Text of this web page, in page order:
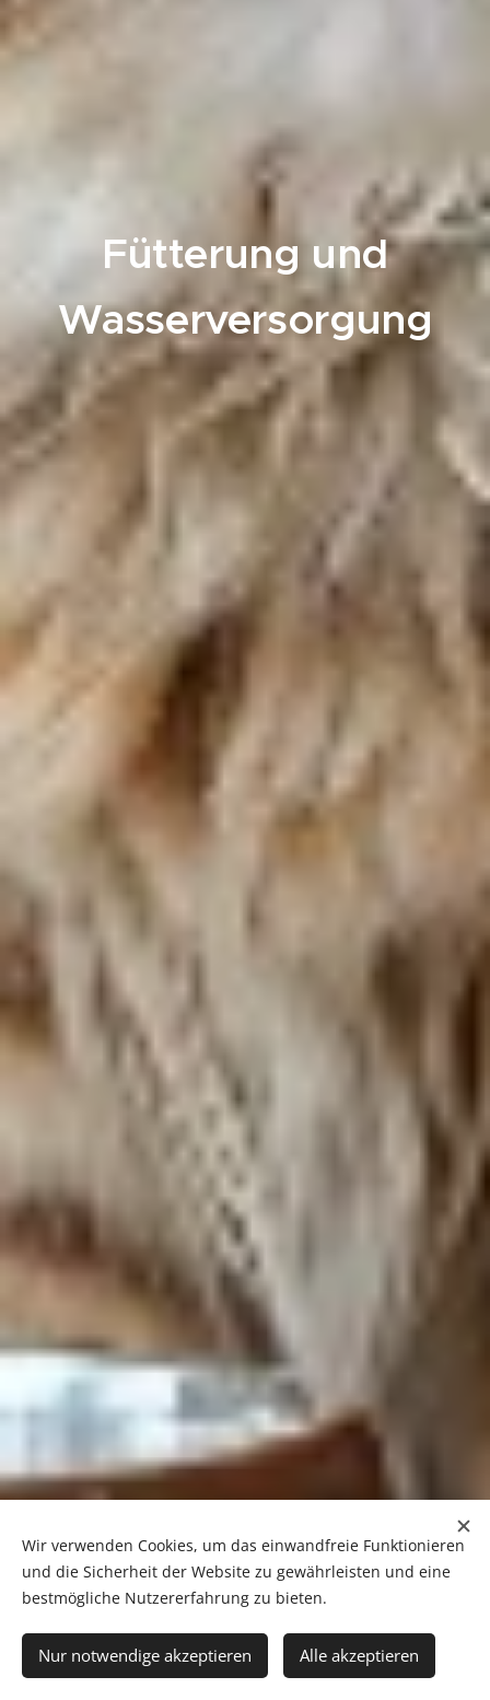
Fütterung und
Wasserversorgung
Wir verwenden Cookies, um das einwandfreie Funktionieren
und die Sicherheit der Website zu gewährleisten und eine
bestmögliche Nutzererfahrung zu bieten.
Nur notwendige akzeptieren Alle akzeptieren